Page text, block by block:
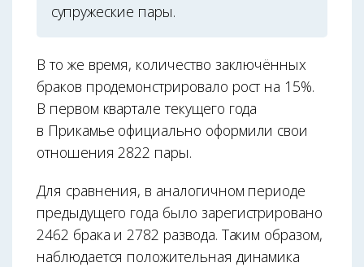
супружеские пары.
В то же время, количество заключённых
браков продемонстрировало рост на 15%.
В первом квартале текущего года
в Прикамье официально оформили свои
отношения 2822 пары.
Для сравнения, в аналогичном периоде
предыдущего года было зарегистрировано
2462 брака и 2782 развода. Таким образом,
наблюдается положительная динамика